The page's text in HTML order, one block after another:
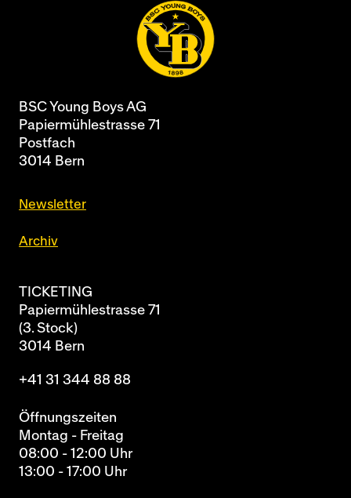
BSC Young Boys AG
Papiermühlestrasse 71
Postfach
3014 Bern
Newsletter
Archiv
TICKETING
Papiermühlestrasse 71
(3. Stock)
3014 Bern
+41 31 344 88 88
Öffnungszeiten
Montag - Freitag
08:00 - 12:00 Uhr
13:00 - 17:00 Uhr